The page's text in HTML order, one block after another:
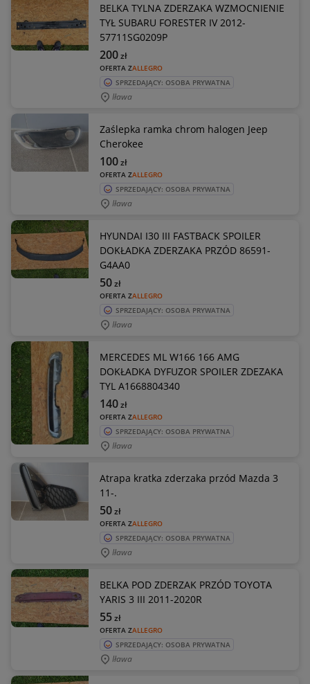
BELKA TYLNA ZDERZAKA WZMOCNIENIE
TYŁ SUBARU FORESTER IV 2012-
57711SG0209P
OFERTA ZALLEGRO
200zł
SPRZEDAJĄCY: OSOBA PRYWATNA
Iława
Zaślepka ramka chrom halogen Jeep
Cherokee
OFERTA ZALLEGRO
100zł
SPRZEDAJĄCY: OSOBA PRYWATNA
Iława
HYUNDAI I30 III FASTBACK SPOILER
DOKŁADKA ZDERZAKA PRZÓD 86591-
G4AA0
OFERTA ZALLEGRO
50zł
SPRZEDAJĄCY: OSOBA PRYWATNA
Iława
MERCEDES ML W166 166 AMG
DOKŁADKA DYFUZOR SPOILER ZDEZAKA
TYL A1668804340
OFERTA ZALLEGRO
140zł
SPRZEDAJĄCY: OSOBA PRYWATNA
Iława
Atrapa kratka zderzaka przód Mazda 3
11-.
OFERTA ZALLEGRO
50zł
SPRZEDAJĄCY: OSOBA PRYWATNA
Iława
BELKA POD ZDERZAK PRZÓD TOYOTA
YARIS 3 III 2011-2020R
OFERTA ZALLEGRO
55zł
SPRZEDAJĄCY: OSOBA PRYWATNA
Iława